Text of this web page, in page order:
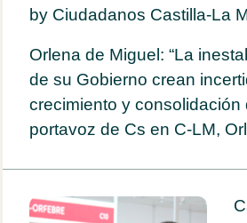
by Ciudadanos Castilla-La
Orlena de Miguel: “La
de su Gobierno crean
crecimiento y consolidación
portavoz de Cs en C-LM,